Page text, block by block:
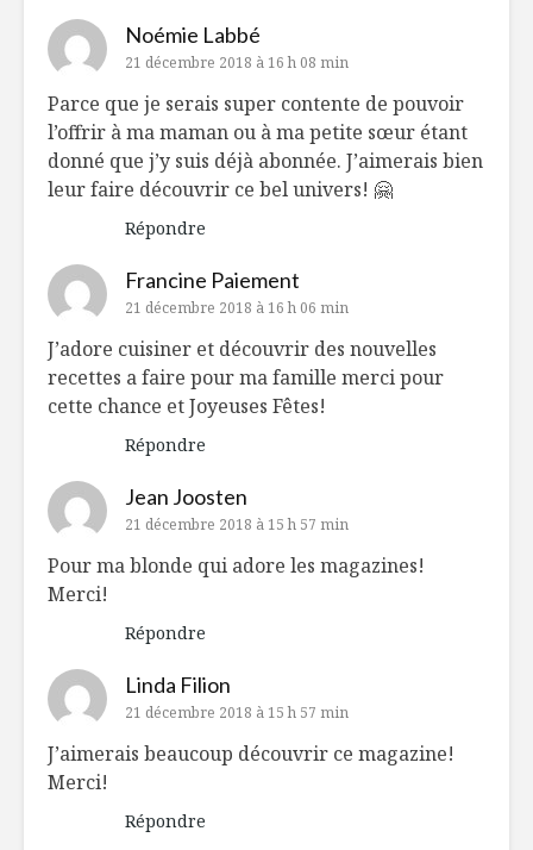
Noémie Labbé
21 décembre 2018 à 16 h 08 min
Parce que je serais super contente de pouvoir
l’offrir à ma maman ou à ma petite sœur étant
donné que j’y suis déjà abonnée. J’aimerais bien
leur faire découvrir ce bel univers! 🤗
Répondre
Francine Paiement
21 décembre 2018 à 16 h 06 min
J’adore cuisiner et découvrir des nouvelles
recettes a faire pour ma famille merci pour
cette chance et Joyeuses Fêtes!
Répondre
Jean Joosten
21 décembre 2018 à 15 h 57 min
Pour ma blonde qui adore les magazines!
Merci!
Répondre
Linda Filion
21 décembre 2018 à 15 h 57 min
J’aimerais beaucoup découvrir ce magazine!
Merci!
Répondre